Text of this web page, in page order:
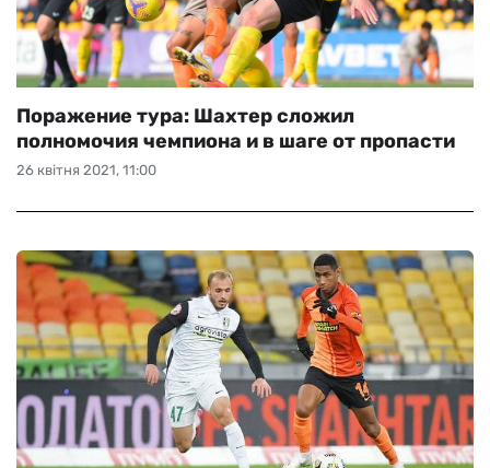
26 квітня 2021, 11:00
Поражение тура: Шахтер сложил
полномочия чемпиона и в шаге от пропасти